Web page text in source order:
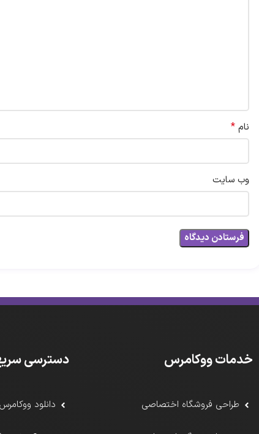
نام *
وب‌ سایت
خدمات ووکامرس
طراحی فروشگاه اختصاصی
دسترسی
دانلود ووکامرس